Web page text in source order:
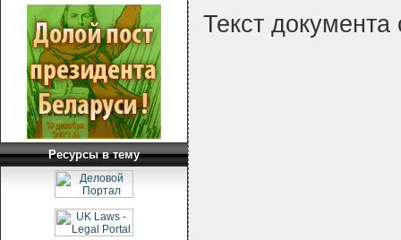
Ресурсы в тему
Текст